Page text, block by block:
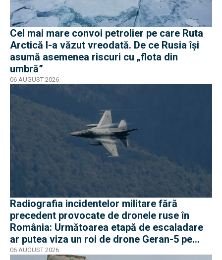
Cel mai mare convoi petrolier pe care Ruta
Arctică l-a văzut vreodată. De ce Rusia își
asumă asemenea riscuri cu „flota din
umbră”
06 AUGUST 2026
Radiografia incidentelor militare fără
precedent provocate de dronele ruse în
România: Următoarea etapă de escaladare
ar putea viza un roi de drone Geran-5 pe
direcția Galați-Reni
06 AUGUST 2026